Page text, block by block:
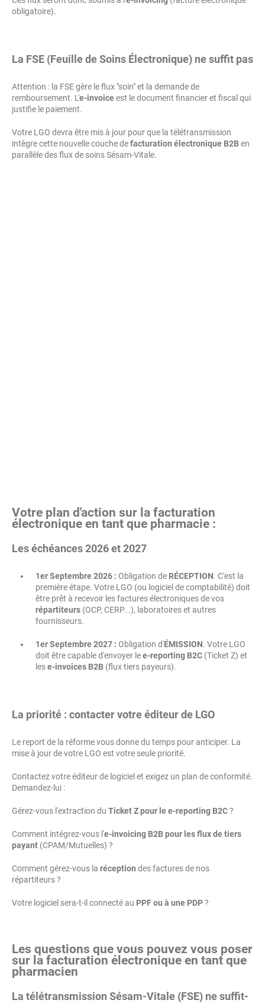
obligatoire).
La FSE (Feuille de Soins Électronique) ne suffit pas
Attention : la FSE gère le flux "soin" et la demande de
remboursement. L'e-invoiceest le document financier et fiscal qui
justifie le paiement.
Votre LGO devra être mis à jour pour que la télétransmission
intègre cette nouvelle couche defacturation électronique B2Ben
parallèle des flux de soins Sésam-Vitale.
Votre plan d'action sur la facturation
électronique en tant que pharmacie :
Les échéances 2026 et 2027
1er Septembre 2026 : Obligation de RÉCEPTION. C'est la
première étape. Votre LGO (ou logiciel de comptabilité) doit
être prêt à recevoir les factures électroniques de vos
répartiteurs (OCP, CERP...), laboratoires et autres
fournisseurs.
1er Septembre 2027 : Obligation d'ÉMISSION. Votre LGO
doit être capable d'envoyer lee-reporting B2C (Ticket Z) et
lese-invoices B2B (flux tiers payeurs).
La priorité : contacter votre éditeur de LGO
Le report de la réforme vous donne du temps pour anticiper. La
mise à jour de votre LGO est votre seule priorité.
Contactez votre éditeur de logiciel et exigez un plan de conformité.
Demandez-lui :
Gérez-vous l'extraction du Ticket Z pour le e-reporting B2C?
Comment intégrez-vous l'e-invoicing B2B pour les flux de tiers
payant (CPAM/Mutuelles) ?
Comment gérez-vous la réception des factures de nos
répartiteurs ?
Votre logiciel sera-t-il connecté au PPF ou à une PDP?
Les questions que vous pouvez vous poser
sur la facturation électronique en tant que
pharmacien
La télétransmission Sésam-Vitale (FSE) ne suffit-